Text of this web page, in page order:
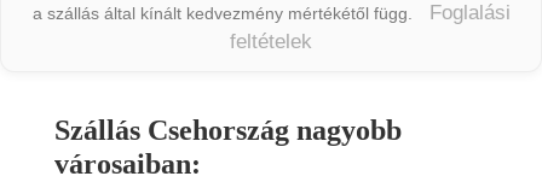
a szállás által kínált kedvezmény mértékétől függ.
Foglalási
feltételek
Szállás Csehország nagyobb
városaiban: